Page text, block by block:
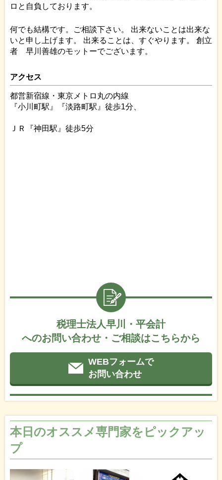
ロと自負しております。
何でも結構です。ご相談下さい。 出来ないことは出来な
いと申し上げます。 出来ることは、すぐやります。 創立
者 早川善雄のモットーでございます。
アクセス
都営新宿線・東京メトロ丸の内線
『小川町駅』『淡路町駅』徒歩1分、
ＪＲ『神田駅』徒歩5分
税理士法人早川・平会計
へのお問い合わせ・ご相談はこちらから
WEBフォームで
お問い合わせ
本日のオススメ専門家をピックアッ
プ